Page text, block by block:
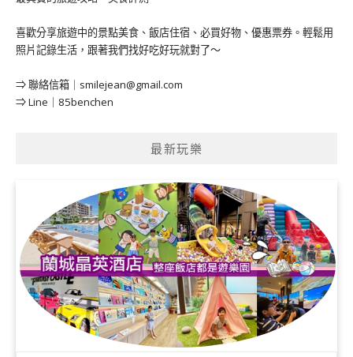
喜歡分享旅遊中的景點美食、飯店住宿、必買好物、優惠票券。輕鬆用
照片記錄生活，跟著我們找好吃好玩就對了～
⇒ 聯絡信箱｜ smilejean@gmail.com
⇒ Line｜85benchen
最新玩樂